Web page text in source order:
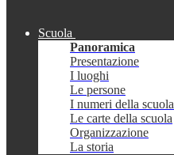
Scuola
Panoramica
Presentazione
I luoghi
Le persone
I numeri della scuola
Le carte della scuola
Organizzazione
La storia